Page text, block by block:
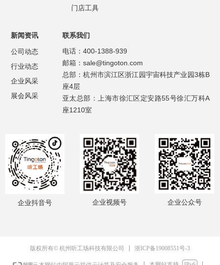
门店工具
新闻资讯
公司动态
行业动态
企业风采
展会风采
联系我们
电话：400-1388-939
邮箱：sale@tingoton.com
总部：杭州市滨江区浙江园宇宙科技产业园3栋B
座4层
亚太总部：上海市徐汇区定安路55号徐汇万科A
座1210室
企业抖音号 企业视频号 企业公众号
版权所有© 杭州听工场科技有限公司 浙ICP备19008551号-3